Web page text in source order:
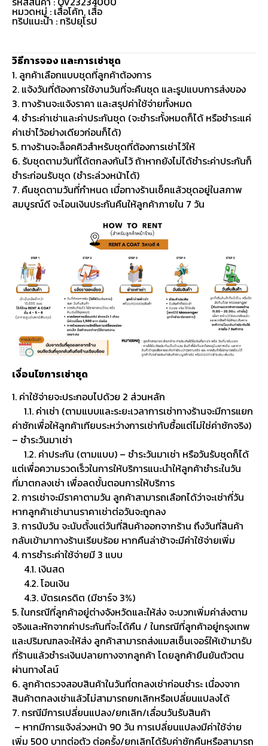
หมวดหมู่ : เสื้อโค้ท, เสื้อ
ทริปแนะนำ : ทริปยุโรป
วิธีการจอง และการเช่าชุด
1. ลูกค้าเลือกแบบชุดที่ลูกค้าต้องการ
2. แจ้งวันที่ต้องการใช้งานวันที่จะคืนชุด และรูปแบบการส่งของ
3. ทางร้านจะแจ้งราคา และสรุปค่าใช้จ่ายทั้งหมด
4. ชำระค่าเช่าและค่าประกันชุด (จะชำระทั้งหมดก็ได้ หรือชำระแค่
ค่าเช่าไว้อย่างเดียวก่อนก็ได้)
5. ทางร้านจะล็อคคิวสำหรับชุดที่ต้องการเช่าไว้ให้
6. รับชุดตามวันที่ได้ตกลงกันไว้ ถ้าหากยังไม่ได้ชำระค่าประกันก็
ชำระก่อนรับชุด (ชำระล่วงหน้าได้)
7. คืนชุดตามวันที่กำหนด เมื่อทางร้านเช็คแล้วชุดอยู่ในสภาพ
สมบูรณ์ดี จะโอนเงินประกันคืนให้ลูกค้าภายใน 7 วัน
เงื่อนไขการเช่าชุด
1. ค่าใช้จ่ายจะประกอบไปด้วย 2 ส่วนหลัก
1.1. ค่าเช่า (ตามแบบและระยะเวลาการเช่าทางร้านจะมีการแยก
ค่าซักเพื่อให้ลูกค้าเทียบระหว่างการเช่ากับซื้อแต่ไม่ใช่ค่าซักจริง)
– ชำระวันมาเช่า
1.2. ค่าประกัน (ตามแบบ) – ชำระวันมาเช่า หรือวันรับชุดก็ได้
แต่เพื่อความรวดเร็วในการให้บริการแนะนำให้ลูกค้าชำระในวัน
ที่มาตกลงเช่า เพื่อลดขั้นตอนการให้บริการ
2. การเช่าจะมีราคาตามวัน ลูกค้าสามารถเลือกได้ว่าจะเช่ากี่วัน
หากลูกค้าเช่านานราคาเช่าต่อวันจะถูกลง
3. การนับวัน จะนับตั้งแต่วันที่สินค้าออกจากร้าน ถึงวันที่สินค้า
กลับเข้ามาทางร้านเรียบร้อย หากคืนล่าช้าจะมีค่าใช้จ่ายเพิ่ม
4. การชำระค่าใช้จ่ายมี 3 แบบ
4.1. เงินสด
4.2. โอนเงิน
4.3. บัตรเครดิต (มีชาร์จ 3%)
5. ในกรณีที่ลูกค้าอยู่ต่างจังหวัดและให้ส่ง จะบวกเพิ่มค่าส่งตาม
จริงและหักจากค่าประกันที่จะได้คืน / ในกรณีที่ลูกค้าอยู่กรุงเทพ
และปริมณฑลจะให้ส่ง ลูกค้าสามารถส่งแมสเซ็นเจอร์ให้เข้ามารับ
ที่ร้านแล้วชำระเงินปลายทางจากลูกค้า โดยลูกค้ายืนยันตัวตน
ผ่านทางไลน์
6. ลูกค้าตรวจสอบสินค้าในวันที่ตกลงเช่าก่อนชำระ เนื่องจาก
สินค้าตกลงเช่าแล้วไม่สามารถยกเลิกหรือเปลี่ยนแปลงได้
7. กรณีมีการเปลี่ยนแปลง/ยกเลิก/เลื่อนวันรับสินค้า
– หากมีการแจ้งล่วงหน้า 90 วัน การเปลี่ยนแปลงมีค่าใช้จ่าย
เพิ่ม 500 บาทต่อตัว ต่อครั้ง/ยกเลิกได้รับค่าซักคืนหรือสามารถ